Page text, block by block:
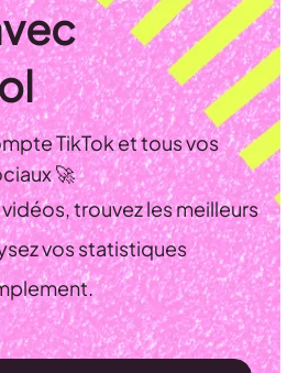
TikTok et tous vos
🚀
trouvez les meilleurs
vos statistiques